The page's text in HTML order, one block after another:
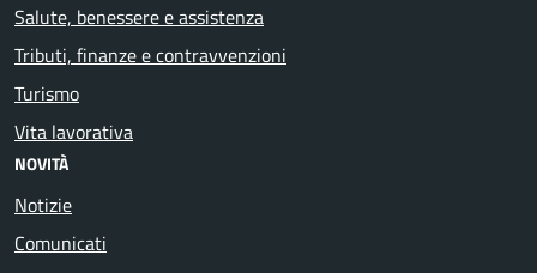
Salute, benessere e assistenza
Tributi, finanze e contravvenzioni
Turismo
Vita lavorativa
NOVITÀ
Notizie
Comunicati